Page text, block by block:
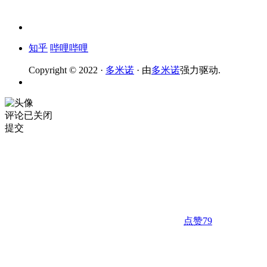
知乎 哔哩哔哩
Copyright © 2022 · 多米诺 · 由多米诺强力驱动.
评论已关闭
提交
点赞79